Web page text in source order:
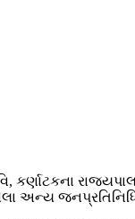
આવેલા અન્ય